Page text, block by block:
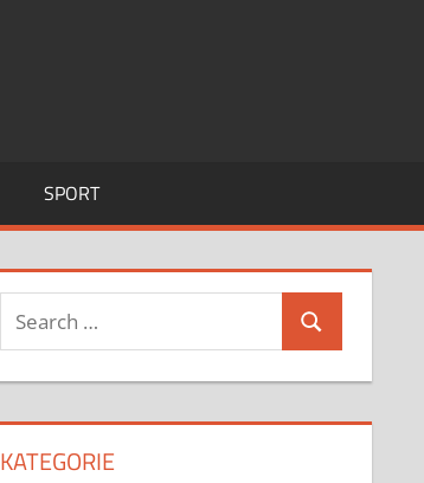
SPORT
Search
for:
Search
KATEGORIE